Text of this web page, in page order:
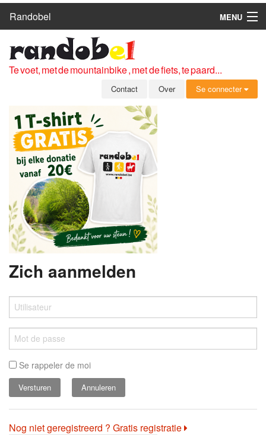
Randobel
MENU
ROUTES
CLUBS
OVER
LEDEN
ZICH AANMELDEN
GRATIS REGISTRATIE
WACHTWOORD VERGETEN
Te voet, met de mountainbike , met de fiets, te paard...
Contact Over Se connecter
Zich aanmelden
Se rappeler de moi
Annuleren
Nog niet geregistreerd ? Gratis registratie